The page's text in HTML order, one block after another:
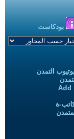
بودكاست
التمدن
Add
ة